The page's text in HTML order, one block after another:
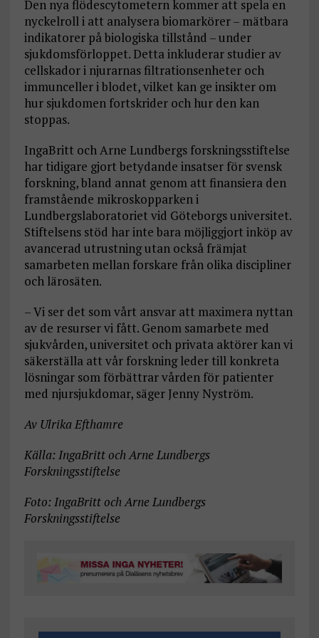
Den nya flödescytometern kommer att spela en
nyckelroll i att analysera biomarkörer – mätbara
indikatorer på biologiska tillstånd – under
sjukdomsförloppet. Detta inkluderar studier av
cellskador i njurarnas filtrationsenheter och
immunceller i blodet, vilket kan ge insikter om
hur sjukdomen fortskrider och hur den kan
stoppas.
IngaBritt och Arne Lundbergs forskningsstiftelse
har tidigare gjort betydande insatser för svensk
forskning, bland annat genom att finansiera den
framstående mikroskopparken i
Lundbergslaboratoriet vid Göteborgs universitet.
Stiftelsens stöd har inte bara möjliggjort inköp av
avancerad utrustning utan också främjat
samarbeten mellan forskare från olika discipliner
och lärosäten.
– Vi ser det som vårt ansvar att maximera nyttan
av de resurser vi fått. Genom samarbete med
sjukvården, universitet och privata aktörer kan vi
säkerställa att vår forskning leder till konkreta
lösningar som förbättrar vården för patienter
med njursjukdomar, säger Jenny Nyström.
Av Ulrika Efthamre
Källa: IngaBritt och Arne Lundbergs
Forskningsstiftelse
Foto: IngaBritt och Arne Lundbergs
Forskningsstiftelse